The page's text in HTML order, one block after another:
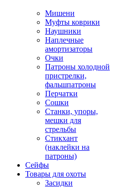
Мишени
Муфты коврики
Наушники
Наплечные
амортизаторы
Очки
Патроны холодной
пристрелки,
фальшпатроны
Перчатки
Сошки
Станки, упоры,
мешки для
стрельбы
Стикхант
(наклейки на
патроны)
Сейфы
Товары для охоты
Засидки